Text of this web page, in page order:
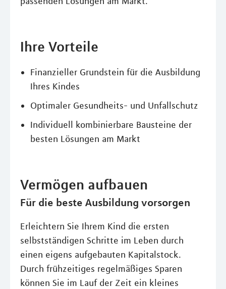
Ihre Vorteile
Finanzieller Grundstein für die Ausbildung
Ihres Kindes
Optimaler Gesundheits- und Unfallschutz
Individuell kombinierbare Bausteine der
besten Lösungen am Markt
Vermögen aufbauen
Für die beste Ausbildung vorsorgen
Erleichtern Sie Ihrem Kind die ersten
selbstständigen Schritte im Leben durch
einen eigens aufgebauten Kapitalstock.
Durch frühzeitiges regelmäßiges Sparen
können Sie im Lauf der Zeit ein kleines